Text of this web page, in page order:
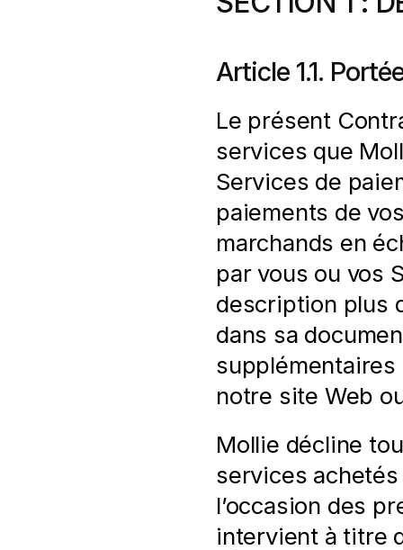
Article 1.1.
Le présent
services que
Services de
paiements de
marchands en
par vous ou vos
description plus
dans sa
notre site Web
Mollie décline
services
l’occasion des
intervient à titre